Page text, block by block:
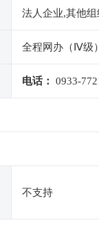
法人企业,其他组
全程网办（Ⅳ级）
电话： 0933-
不支持